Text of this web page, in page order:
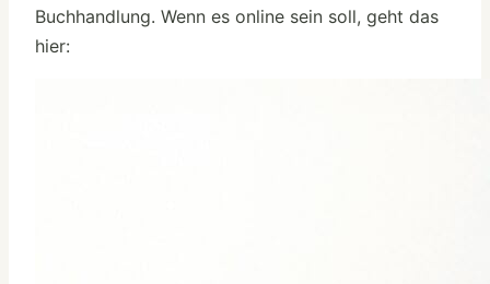
Buchhandlung. Wenn es online sein soll, geht das
hier: